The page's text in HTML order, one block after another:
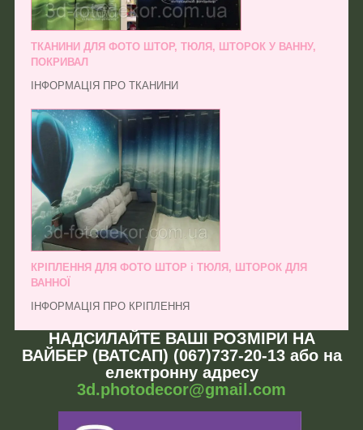
ТКАНИНИ ДЛЯ ФОТО ШТОР, ТЮЛЯ, ШТОРОК У ВАННУ,
ПОКРИВАЛ
ІНФОРМАЦІЯ ПРО ТКАНИНИ
КРІПЛЕННЯ ДЛЯ ФОТО ШТОР і ТЮЛЯ, ШТОРОК ДЛЯ
ВАННОЇ
ІНФОРМАЦІЯ ПРО КРІПЛЕННЯ
НАДСИЛАЙТЕ ВАШІ РОЗМІРИ НА
ВАЙБЕР (ВАТСАП) (067)737-20-13 або на
електронну адресу
3d.photodecor@gmail.com